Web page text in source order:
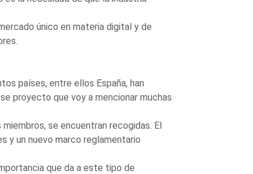
único en materia digital y de
países, entre ellos España, han
proyecto que voy a mencionar muchas
se encuentran recogidas. El
y un nuevo marco reglamentario
que da a este tipo de